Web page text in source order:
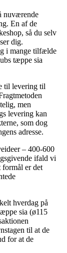
nuværende
En af de
så du selv
dig.
i mange tilfælde
tæppe sia
til levering til
men
levering kan
som dog
adresse.
– 400-600
ifald vi
formål er det
hverdag på
sia (ø115
til at de
for at de